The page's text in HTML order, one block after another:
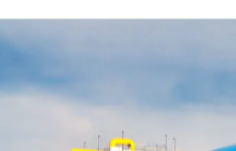
Սևան Ստարտափ